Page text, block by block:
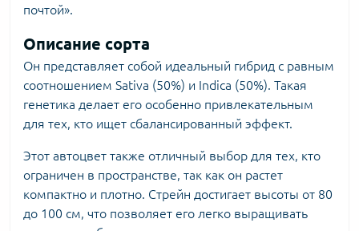
почтой».
Описание сорта
Он представляет собой идеальный гибрид с равным
соотношением Sativa (50%) и Indica (50%). Такая
генетика делает его особенно привлекательным
для тех, кто ищет сбалансированный эффект.
Этот автоцвет также отличный выбор для тех, кто
ограничен в пространстве, так как он растет
компактно и плотно. Стрейн достигает высоты от 80
до 100 см, что позволяет его легко выращивать